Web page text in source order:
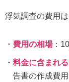
浮気調査の費用
費用の相場：
料金に含まれ
告書の作成費